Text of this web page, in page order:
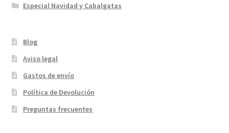
Especial Navidad y Cabalgatas
Blog
Aviso legal
Gastos de envío
Política de Devolución
Preguntas frecuentes